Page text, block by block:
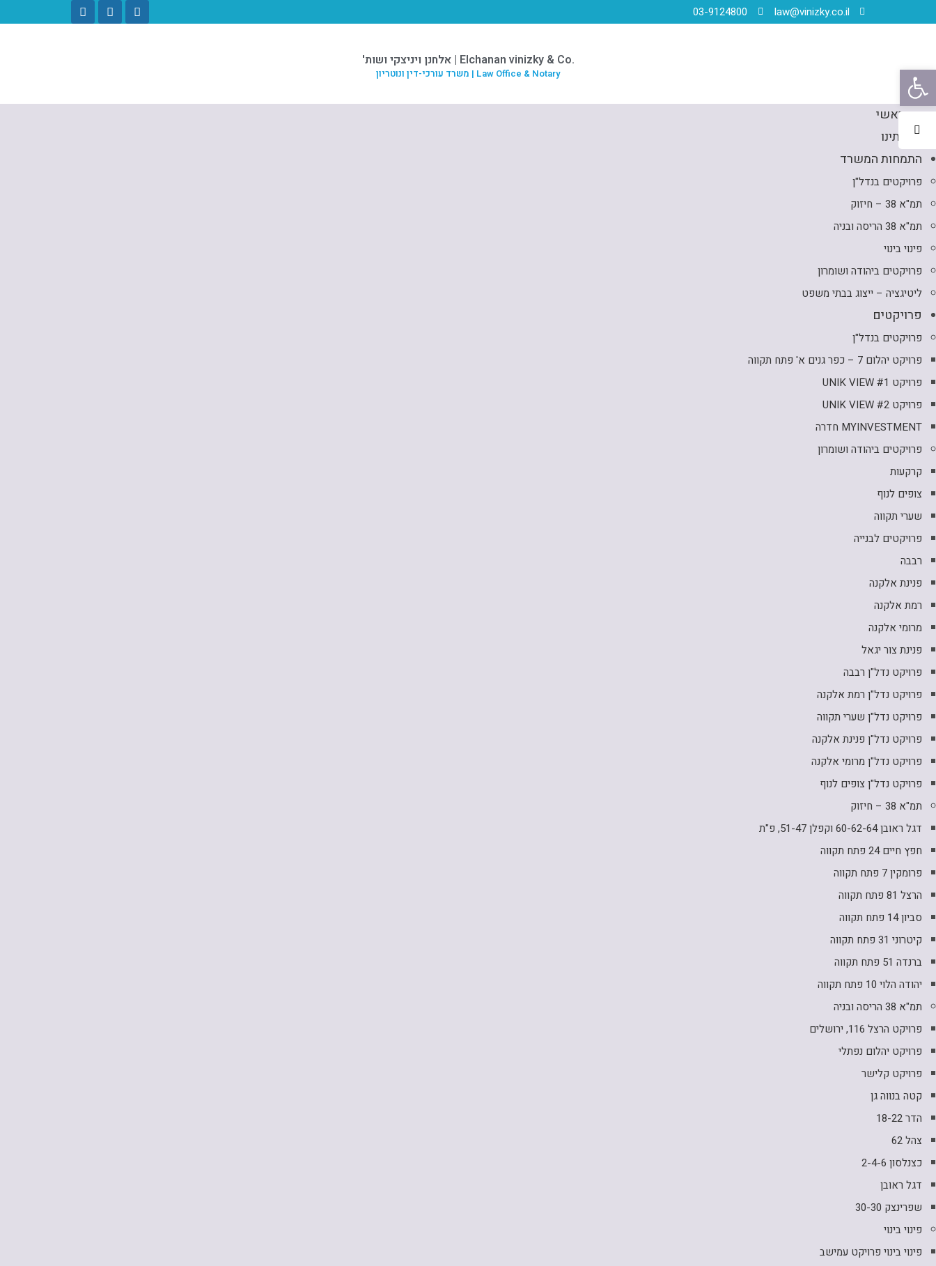
law@vinizky.co.il
03-9124800
.Elchanan vinizky & Co | אלחנן ויניצקי ושות'
Law Office & Notary | משרד עורכי-דין ונוטריון
דף ראשי
אודותינו
התמחות המשרד
פרויקטים בנדל"ן
תמ"א 38 – חיזוק
תמ"א 38 הריסה ובניה
פינוי בינוי
פרויקטים ביהודה ושומרון
ליטיגציה – ייצוג בבתי משפט
פרויקטים
פרויקטים בנדל"ן
פרויקט יהלום 7 – כפר גנים א' פתח תקווה
פרויקט UNIK VIEW #1
פרויקט UNIK VIEW #2
MYINVESTMENT חדרה
פרויקטים ביהודה ושומרון
קרקעות
צופים לנוף
שערי תקווה
פרויקטים לבנייה
רבבה
פנינת אלקנה
רמת אלקנה
מרומי אלקנה
פנינת צור יגאל
פרויקט נדל"ן רבבה
פרויקט נדל"ן רמת אלקנה
פרויקט נדל"ן שערי תקווה
פרויקט נדל"ן פנינת אלקנה
פרויקט נדל"ן מרומי אלקנה
פרויקט נדל"ן צופים לנוף
תמ"א 38 – חיזוק
דגל ראובן 60-62-64 וקפלן 51-47, פ"ת
חפץ חיים 24 פתח תקווה
פרומקין 7 פתח תקווה
הרצל 81 פתח תקווה
סביון 14 פתח תקווה
קיטרוני 31 פתח תקווה
ברנדה 51 פתח תקווה
יהודה הלוי 10 פתח תקווה
תמ"א 38 הריסה ובניה
פרויקט הרצל 116, ירושלים
פרויקט יהלום נפתלי
פרויקט קלישר
קטה בנווה גן
הדר 18-22
צהל 62
כצנלסון 2-4-6
דגל ראובן
שפרינצק 30-30
פינוי בינוי
פינוי בינוי פרויקט עמישב
פתח סרגל נגישות